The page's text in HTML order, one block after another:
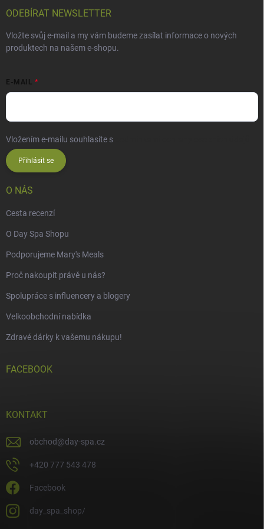
ODEBÍRAT NEWSLETTER
Vložte svůj e-mail a my vám budeme zasílat informace o nových
produktech na našem e-shopu.
E-MAIL
Vložením e-mailu souhlasíte s
Přihlásit se
O NÁS
Cesta recenzí
O Day Spa Shopu
Podporujeme Mary's Meals
Proč nakoupit právě u nás?
Spolupráce s influencery a blogery
Velkoobchodní nabídka
Zdravé dárky k vašemu nákupu!
FACEBOOK
KONTAKT
obchod@day-spa.cz
+420 777 543 478
Facebook
day_spa_shop/